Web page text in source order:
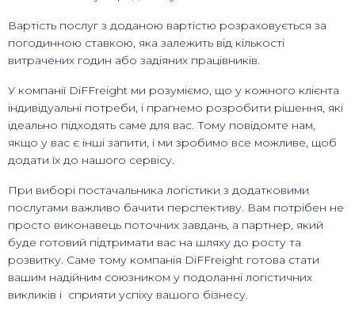
Вартість послуг з доданою вартістю розраховується за
погодинною ставкою, яка залежить від кількості
витрачених годин або задіяних працівників.
У компанії DiFFreight ми розуміємо, що у кожного клієнта
індивідуальні потреби, і прагнемо розробити рішення, які
ідеально підходять саме для вас. Тому повідомте нам,
якщо у вас є інші запити, і ми зробимо все можливе, щоб
додати їх до нашого сервісу.
При виборі постачальника логістики з додатковими
послугами важливо бачити перспективу. Вам потрібен не
просто виконавець поточних завдань, а партнер, який
буде готовий підтримати вас на шляху до росту та
розвитку. Саме тому компанія DiFFreight готова стати
вашим надійним союзником у подоланні логістичних
викликів і сприяти успіху вашого бізнесу.